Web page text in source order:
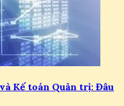
Kế toán Quản trị: Đâu